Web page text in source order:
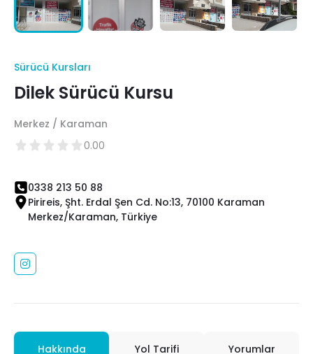
Sürücü Kursları
Dilek Sürücü Kursu
Merkez / Karaman
0.00
0338 213 50 88
Pirireis, Şht. Erdal Şen Cd. No:13, 70100 Karaman
Merkez/Karaman, Türkiye
Hakkında Yol Tarifi Yorumlar